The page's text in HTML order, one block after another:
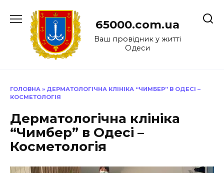
до
65000.com.ua
Ваш провідник у житті
Одеси
ГОЛОВНА » ДЕРМАТОЛОГІЧНА КЛІНІКА “ЧИМБЕР” В ОДЕСІ –
КОСМЕТОЛОГІЯ
Дерматологічна клініка
“Чимбер” в Одесі –
Косметологія